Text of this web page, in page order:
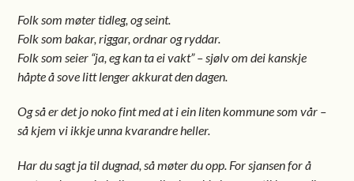
Folk som møter tidleg, og seint.
Folk som bakar, riggar, ordnar og ryddar.
Folk som seier “ja, eg kan ta ei vakt” – sjølv om dei kanskje
håpte å sove litt lenger akkurat den dagen.
Og så er det jo noko fint med at i ein liten kommune som vår –
så kjem vi ikkje unna kvarandre heller.
Har du sagt ja til dugnad, så møter du opp. For sjansen for å